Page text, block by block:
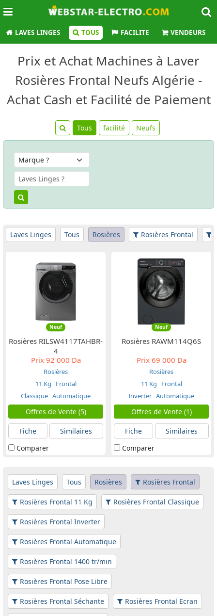
LAVES LINGES TOUS FACILITE VENDEURS
Prix et Achat Machines à Laver
Rosières Frontal Neufs Algérie -
Achat Cash et Facilité de Paiement
Tous facilité Neufs
Laves Linges Tous Rosières Rosières Frontal
Neuf
Rosières RILSW4117TAHBR-
4
Prix92 000 Da
Rosières
11 Kg
Frontal
Classique Automatique
Offres de Vente (5)
Fiche
Similaires
Comparer
Neuf
Rosières RAWM114Q6S
Prix69 000 Da
Rosières
11 Kg
Frontal
Inverter Automatique
Offres de Vente (1)
Fiche
Similaires
Comparer
Laves Linges Tous Rosières Rosières Frontal
Rosières Frontal 11 Kg Rosières Frontal Classique
Rosières Frontal Inverter
Rosières Frontal Automatique
Rosières Frontal 1400 tr/min
Rosières Frontal Pose Libre
Rosières Frontal Séchante Rosières Frontal Ecran